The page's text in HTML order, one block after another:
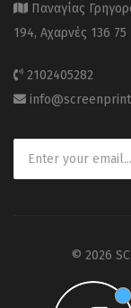
Παναγίας
194, Αχαρνές 136 75
2102405282
© 2026